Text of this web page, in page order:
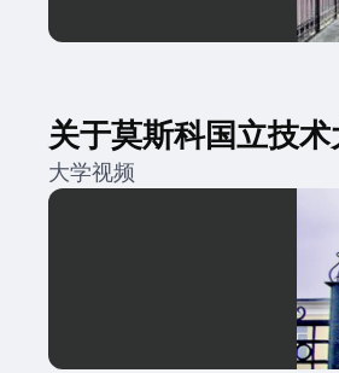
关于莫斯科国立技
大学视频